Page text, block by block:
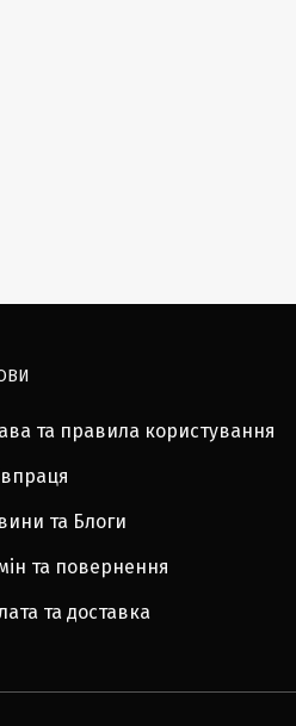
та правила користування
та Блоги
та повернення
та доставка